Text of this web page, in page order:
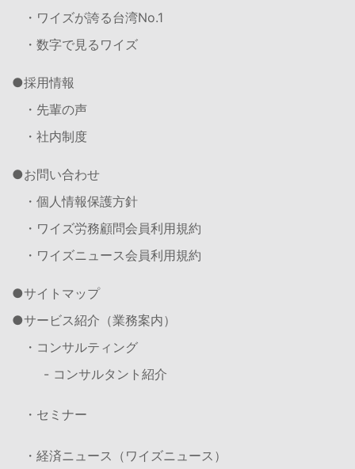
・ワイズが誇る台湾No.1
・数字で見るワイズ
採用情報
・先輩の声
・社内制度
お問い合わせ
・個人情報保護方針
・ワイズ労務顧問会員利用規約
・ワイズニュース会員利用規約
サイトマップ
サービス紹介（業務案内）
・コンサルティング
- コンサルタント紹介
・セミナー
・経済ニュース（ワイズニュース）